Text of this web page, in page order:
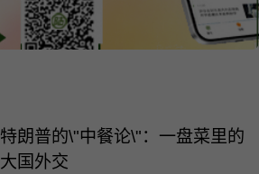
特朗普的\"中餐论\"：一盘菜里的
大国外交